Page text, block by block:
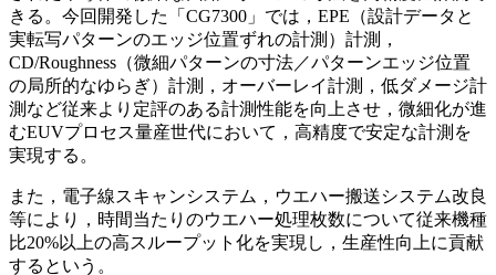
きる。今回開発した「CG7300」では，EPE（設計データと
実転写パターンのエッジ位置ずれの計測）計測，
CD/Roughness（微細パターンの寸法／パターンエッジ位置
の局所的なゆらぎ）計測，オーバーレイ計測，低ダメージ計
測など従来より定評のある計測性能を向上させ，微細化が進
むEUVプロセス量産世代において，高精度で安定な計測を
実現する。
また，電子線スキャンシステム，ウエハー搬送システム改良
等により，時間当たりのウエハー処理枚数について従来機種
比20%以上の高スループット化を実現し，生産性向上に貢献
するという。